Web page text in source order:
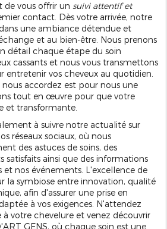
de vous offrir un suivi attentif et
contact. Dès votre arrivée, notre
une ambiance détendue et
et au bien-être. Nous prenons
détail chaque étape du soin
cassants et nous vous transmettons
entretenir vos cheveux au quotidien.
accordez est pour nous une
tout en œuvre pour que votre
et transformante.
à suivre notre actualité sur
réseaux sociaux, où nous
des astuces de soins, des
satisfaits ainsi que des informations
et nos événements. L'excellence de
la symbiose entre innovation, qualité
afin d'assurer une prise en
à vos exigences. N'attendez
votre chevelure et venez découvrir
GENS, où chaque soin est une